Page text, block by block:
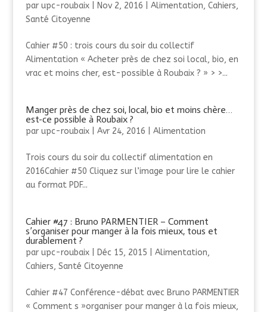
par upc-roubaix| Nov 2, 2016 Alimentation, Cahiers,
Santé Citoyenne
Cahier #50 : trois cours du soir du collectif
Alimentation « Acheter près de chez soi local, bio, en
vrac et moins cher, est-possible à Roubaix ? » > >...
Manger près de chez soi, local, bio et moins chère…
est-ce possible à Roubaix ?
par upc-roubaix| Avr 24, 2016 Alimentation
Trois cours du soir du collectif alimentation en
2016Cahier #50 Cliquez sur l’image pour lire le cahier
au format PDF...
Cahier #47 : Bruno PARMENTIER – Comment
s’organiser pour manger à la fois mieux, tous et
durablement ?
par upc-roubaix| Déc 15, 2015 Alimentation,
Cahiers, Santé Citoyenne
Cahier #47 Conférence-débat avec Bruno PARMENTIER
« Comment s »organiser pour manger à la fois mieux,